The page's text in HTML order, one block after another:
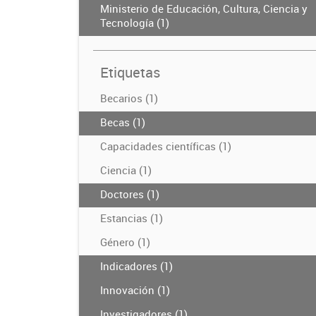
Ministerio de Educación, Cultura, Ciencia y
Tecnología (1)
Etiquetas
Becarios (1)
Becas (1)
Capacidades científicas (1)
Ciencia (1)
Doctores (1)
Estancias (1)
Género (1)
Indicadores (1)
Innovación (1)